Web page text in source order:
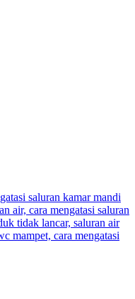
saluran kamar mandi
air, cara mengatasi saluran
tidak lancar, saluran air
mampet, cara mengatasi